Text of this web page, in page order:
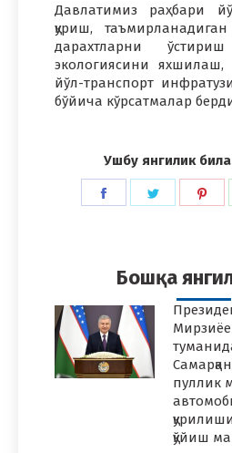
Давлатимиз раҳбари
қуриш,
дарахтларни
экологиясини яхшилаш,
йўл-транспорт
бўйича кўрсатмалар
Ушбу янгилик
Share
Share
Бошқа
пуллик
қўйиш